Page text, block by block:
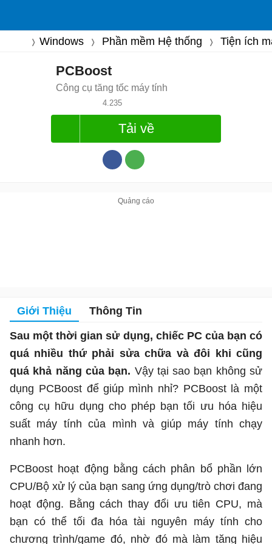
Windows Phần mềm Hệ thống Tiện ích
PCBoost
Công cụ tăng tốc máy tính
4.235
Tải về
Giới Thiệu Thông Tin
Sau một thời gian sử dụng, chiếc PC của bạn có
quá nhiều thứ phải sửa chữa và đôi khi cũng
quá khả năng của bạn. Vậy tại sao bạn không sử
dụng PCBoost để giúp mình nhỉ? PCBoost là một
công cụ hữu dụng cho phép bạn tối ưu hóa hiệu
suất máy tính của mình và giúp máy tính chạy
nhanh hơn.
PCBoost hoạt động bằng cách phân bổ phần lớn
CPU/Bộ xử lý của bạn sang ứng dụng/trò chơi đang
hoạt động. Bằng cách thay đổi ưu tiên CPU, mà
bạn có thể tối đa hóa tài nguyên máy tính cho
chương trình/game đó, nhờ đó mà làm tăng hiệu